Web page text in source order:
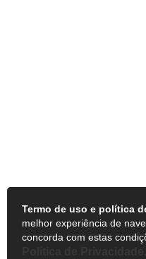
Termo de uso e política
melhor experiência de
concorda com estas